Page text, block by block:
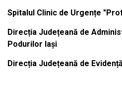
Spitalul Clinic de Urgențe
Direcția Județeană de
Podurilor Iași
Direcția Județeană de